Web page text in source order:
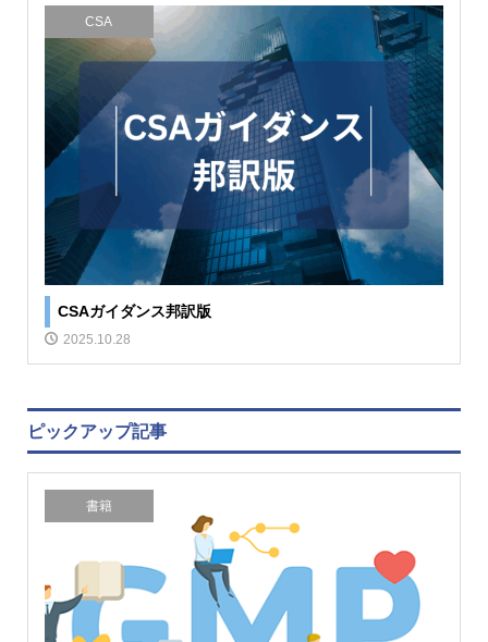
CSA
CSAガイダンス邦訳版
2025.10.28
ピックアップ記事
書籍